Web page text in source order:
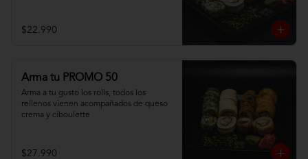
$22.990
Arma tu PROMO 50
Arma a tu gusto los rolls, todos los
rellenos vienen acompañados de queso
crema y ciboulette
$27.990